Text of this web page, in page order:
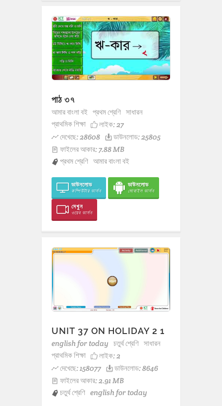
পাঠ ৩৭
আমার বাংলা বই প্রথম শ্রেণি সাধারন
প্রাথমিক শিক্ষা
লাইক:27
দেখেছে: 28608
ডাউনলোড: 25805
ফাইলের আকার: 7.88 MB
প্রথম শ্রেণি আমার বাংলা বই
ডাউনলোড
কম্পিউটার ভার্সন
ডাউনলোড
মোবাইল ভার্সন
দেখুন
ওয়েব ভার্সন
UNIT 37 ON HOLIDAY 2 1
english for today চতুর্থ শ্রেণি সাধারন
প্রাথমিক শিক্ষা
লাইক:2
দেখেছে: 158077
ডাউনলোড: 8646
ফাইলের আকার: 2.91 MB
চতুর্থ শ্রেণি english for today